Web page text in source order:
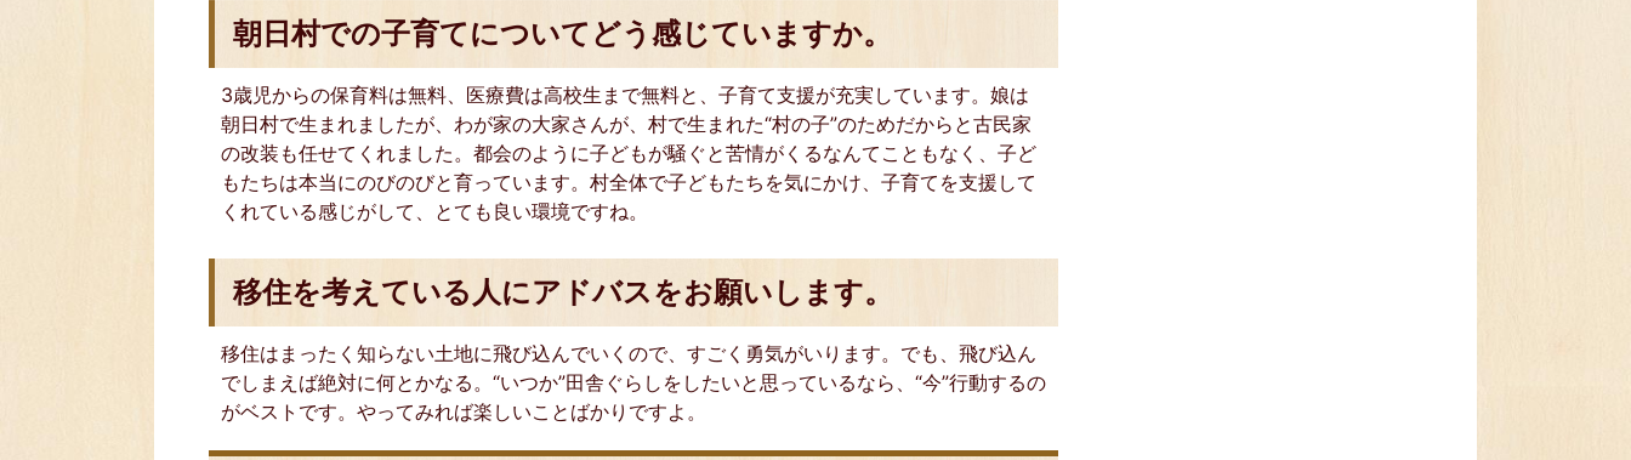
朝日村での子育てについてどう感じていますか。
3歳児からの保育料は無料、医療費は高校生まで無料と、子育て支援が充実しています。娘は
朝日村で生まれましたが、わが家の大家さんが、村で生まれた“村の子”のためだからと古民家
の改装も任せてくれました。都会のように子どもが騒ぐと苦情がくるなんてこともなく、子ど
もたちは本当にのびのびと育っています。村全体で子どもたちを気にかけ、子育てを支援して
くれている感じがして、とても良い環境ですね。
移住を考えている人にアドバスをお願いします。
移住はまったく知らない土地に飛び込んでいくので、すごく勇気がいります。でも、飛び込ん
でしまえば絶対に何とかなる。“いつか”田舎ぐらしをしたいと思っているなら、“今”行動するの
がベストです。やってみれば楽しいことばかりですよ。